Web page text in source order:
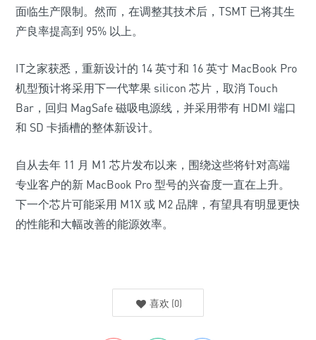
面临生产限制。然而，在调整其技术后，TSMT 已将其生
产良率提高到 95% 以上。
IT之家获悉，重新设计的 14 英寸和 16 英寸 MacBook Pro
机型预计将采用下一代苹果 silicon 芯片，取消 Touch
Bar，回归 MagSafe 磁吸电源线，并采用带有 HDMI 端口
和 SD 卡插槽的整体新设计。
自从去年 11 月 M1 芯片发布以来，围绕这些将针对高端
专业客户的新 MacBook Pro 型号的兴奋度一直在上升。
下一个芯片可能采用 M1X 或 M2 品牌，有望具有明显更快
的性能和大幅改善的能源效率。
喜欢 (0)